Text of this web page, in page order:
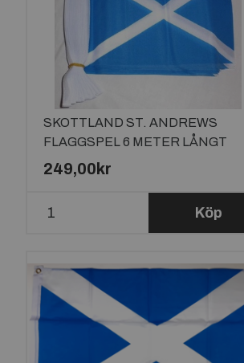
SKOTTLAND ST. ANDREWS
FLAGGSPEL 6 METER LÅNGT
MED 20 FLAGGOR
249,00kr
Köp